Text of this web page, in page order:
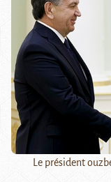
Le président